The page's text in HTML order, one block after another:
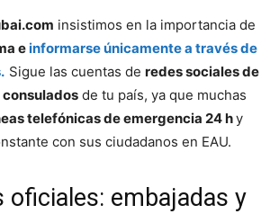
insistimos en la importancia de
einformarse únicamente a través de
Sigue las cuentas de redes sociales de
de tu país, ya que muchas
telefónicas de emergencia 24 hy
con sus ciudadanos en EAU.
oficiales: embajadas y